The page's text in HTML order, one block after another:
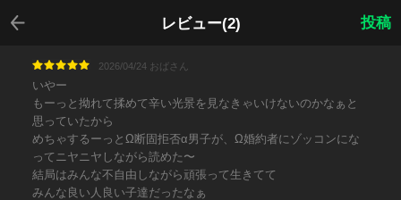
レビュー(2)
戻る
投稿
2026/04/24 おばさん
いやー
もーっと拗れて揉めて辛い光景を見なきゃいけないのかなぁと
思っていたから
めちゃするーっとΩ断固拒否α男子が、Ω婚約者にゾッコンにな
ってニヤニヤしながら読めた〜
結局はみんな不自由しながら頑張って生きてて
みんな良い人良い子達だったなぁ